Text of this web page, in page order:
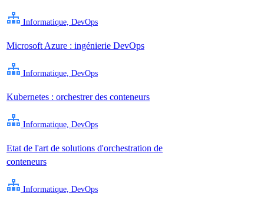
Informatique, DevOps
Microsoft Azure : ingénierie DevOps
Informatique, DevOps
Kubernetes : orchestrer des conteneurs
Informatique, DevOps
Etat de l'art de solutions d'orchestration de
conteneurs
Informatique, DevOps